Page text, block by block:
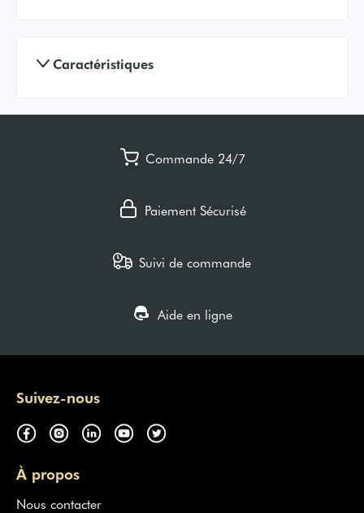
Caractéristiques
Commande 24/7
Paiement Sécurisé
Suivi de commande
Aide en ligne
Suivez-nous
À propos
Nous contacter